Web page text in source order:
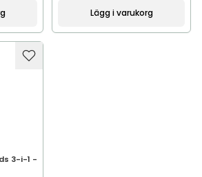
Lägg i varukorg
3-i-1 -